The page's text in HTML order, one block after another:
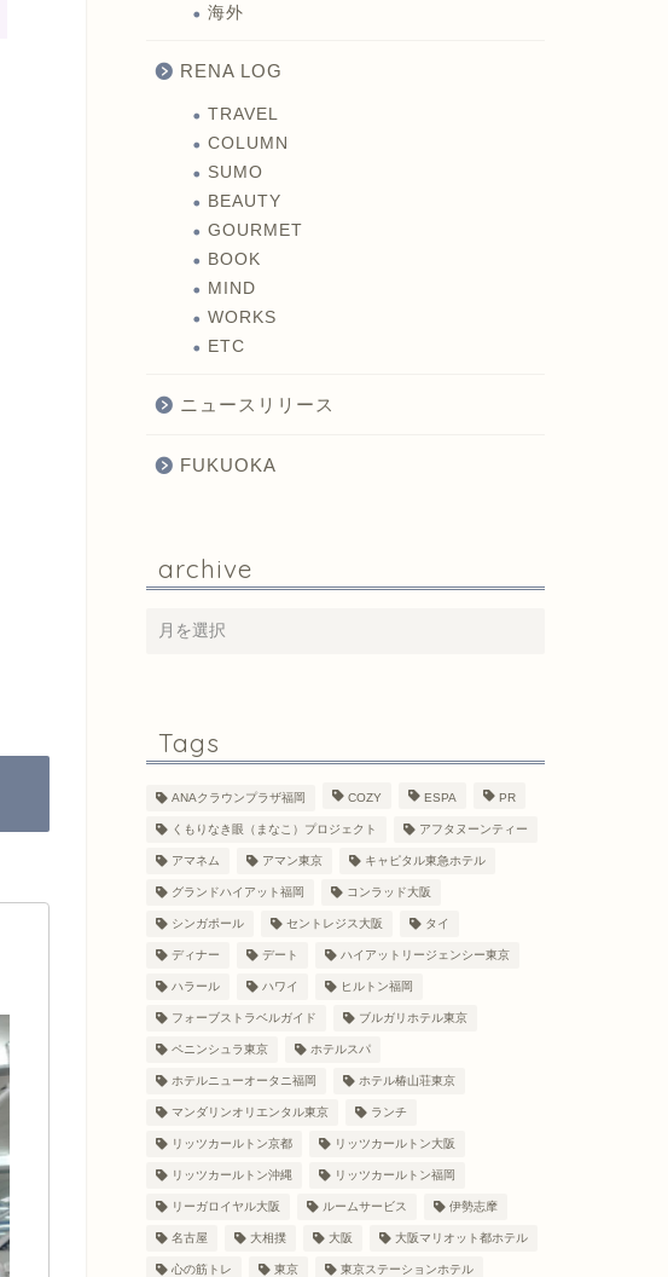
海外
RENA LOG
TRAVEL
COLUMN
SUMO
BEAUTY
GOURMET
BOOK
MIND
WORKS
ETC
ニュースリリース
FUKUOKA
archive
Tags
ANAクラウンプラザ福岡 COZY ESPA PR
くもりなき眼（まなこ）プロジェクト アフタヌーンティー
アマネム アマン東京 キャピタル東急ホテル
グランドハイアット福岡 コンラッド大阪
シンガポール セントレジス大阪 タイ
ディナー デート ハイアットリージェンシー東京
ハラール ハワイ ヒルトン福岡
フォーブストラベルガイド ブルガリホテル東京
ペニンシュラ東京 ホテルスパ
ホテルニューオータニ福岡 ホテル椿山荘東京
マンダリンオリエンタル東京 ランチ
リッツカールトン京都 リッツカールトン大阪
リッツカールトン沖縄 リッツカールトン福岡
リーガロイヤル大阪 ルームサービス 伊勢志摩
名古屋 大相撲 大阪 大阪マリオット都ホテル
心の筋トレ 東京 東京ステーションホテル